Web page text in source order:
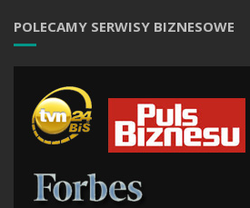
POLECAMY SERWISY BIZNESOWE